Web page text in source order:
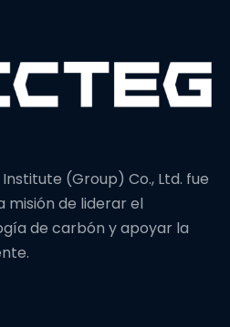
(Group) Co., Ltd. fue
misión de liderar el
de carbón y apoyar la